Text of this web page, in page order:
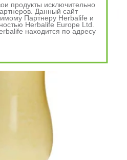
продукты исключительно
Данный сайт
Партнеру Herbalife и
Herbalife Europe Ltd.
находится по адресу